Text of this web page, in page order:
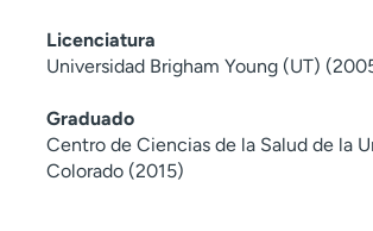
Licenciatura
Universidad Brigham Young (UT)
Graduado
Centro de Ciencias de la Salud de la
Colorado (2015)